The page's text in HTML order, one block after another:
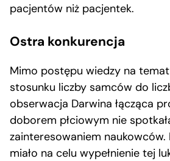
pacjentów niż pacjentek.
Ostra konkurencja
Mimo postępu wiedzy na
stosunku liczby samców do
obserwacja Darwina łącząca
doborem płciowym nie
zainteresowaniem naukowców.
miało na celu wypełnienie tej